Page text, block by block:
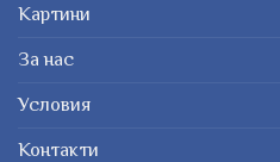
Картини
За нас
Условия
Контакти